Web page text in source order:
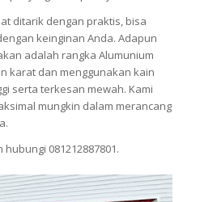
ditarik dengan praktis, bisa
keinginan Anda. Adapun
adalah rangka Alumunium
karat dan menggunakan kain
serta terkesan mewah. Kami
mungkin dalam merancang
081212887801.